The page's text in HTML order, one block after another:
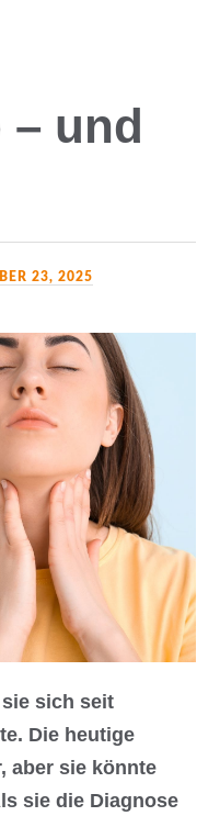
– und
23, 2025
sich seit
Die heutige
aber sie könnte
sie die Diagnose